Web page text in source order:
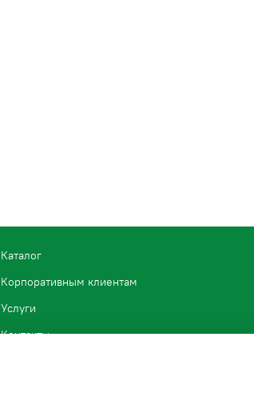
Каталог
Корпоративным клиентам
Услуги
Контакты